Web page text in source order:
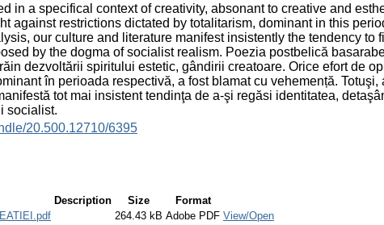
in a specifical context of creativity, absonant to creative and
against restrictions dictated by totalitarism, dominant in this
our culture and literature manifest insistently the tendency to
by the dogma of socialist realism. Poezia postbelică
dezvoltării spiritului estetic, gândirii creatoare. Orice efort de
în perioada respectivă, a fost blamat cu vehemență. Totuşi,
tot mai insistent tendinţa de a-şi regăsi identitatea,
socialist.
20.500.12710/6395
Description Size
Format
264.43 kB Adobe PDF View/Open